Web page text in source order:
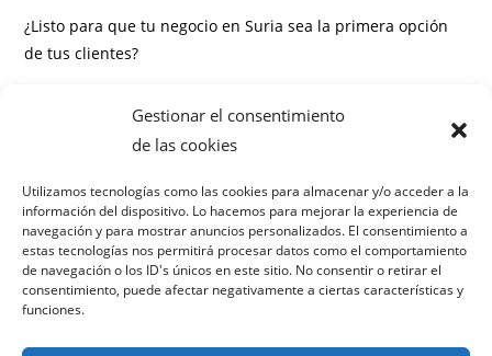
Gestionar el consentimiento
de las cookies
Utilizamos tecnologías como las cookies para almacenar y/o acceder a la
información del dispositivo. Lo hacemos para mejorar la experiencia de
navegación y para mostrar anuncios personalizados. El consentimiento a
estas tecnologías nos permitirá procesar datos como el comportamiento
de navegación o los ID's únicos en este sitio. No consentir o retirar el
consentimiento, puede afectar negativamente a ciertas características y
funciones.
¿Listo para que tu negocio en Suria sea la primera opción
de tus clientes?
Información
Preguntas frecuentes
¿Cuánto tiempo tarda en ver resultados el SEO local en
Suria?
¿Cuál es la inversión mínima para empezar?
¿Es necesario tener página web?
¿Cómo medimos el éxito de la campaña?